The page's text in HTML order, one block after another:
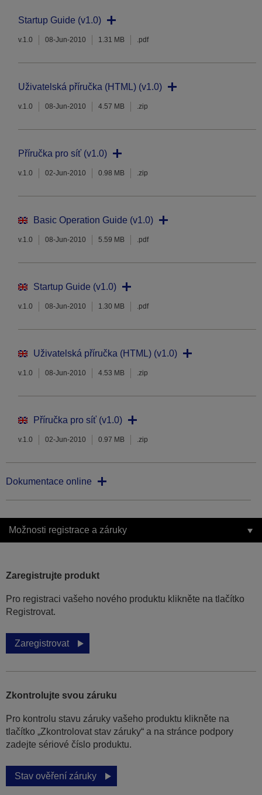
Startup Guide (v1.0)
v.1.0 08-Jun-2010 1.31 MB .pdf
Uživatelská příručka (HTML) (v1.0)
v.1.0 08-Jun-2010 4.57 MB .zip
Příručka pro síť (v1.0)
v.1.0 02-Jun-2010 0.98 MB .zip
Basic Operation Guide (v1.0)
v.1.0 08-Jun-2010 5.59 MB .pdf
Startup Guide (v1.0)
v.1.0 08-Jun-2010 1.30 MB .pdf
Uživatelská příručka (HTML) (v1.0)
v.1.0 08-Jun-2010 4.53 MB .zip
Příručka pro síť (v1.0)
v.1.0 02-Jun-2010 0.97 MB .zip
Dokumentace online
Možnosti registrace a záruky
Zaregistrujte produkt
Pro registraci vašeho nového produktu klikněte na tlačítko
Registrovat.
Zaregistrovat
Zkontrolujte svou záruku
Pro kontrolu stavu záruky vašeho produktu klikněte na
tlačítko „Zkontrolovat stav záruky“ a na stránce podpory
zadejte sériové číslo produktu.
Stav ověření záruky